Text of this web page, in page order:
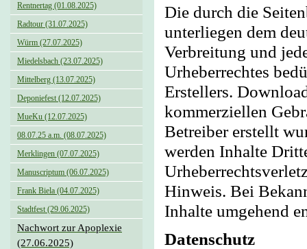
Rentnertag (01.08.2025)
Radtour (31.07.2025)
Würm (27.07.2025)
Miedelsbach (23.07.2025)
Mittelberg (13.07.2025)
Deponiefest (12.07.2025)
MueKu (12.07.2025)
08.07.25 a.m. (08.07.2025)
Merklingen (07.07.2025)
Manuscriptum (06.07.2025)
Frank Biela (04.07.2025)
Stadtfest (29.06.2025)
Nachwort zur Apoplexie
(27.06.2025)
Die durch die
unterliegen dem
Verbreitung und
Urheberrechtes
Erstellers.
kommerziellen
Betreiber erstellt
werden Inhalte
Hinweis. Bei
Inhalte umgehend
Datenschutz